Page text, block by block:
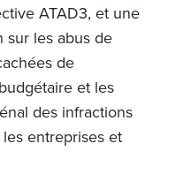
ATAD3, et une
les abus de
de
et les
des infractions
entreprises et